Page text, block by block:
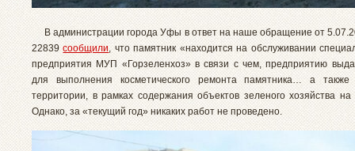
В администрации города Уфы в ответ на наше обращение от
22839сообщили, что памятник «находится на обслуживании
предприятия МУП «Горзеленхоз» в связи с чем, предприятию
для выполнения косметического ремонта памятника… а также
территории, в рамках содержания объектов зеленого хозяйства на
Однако, за «текущий год» никаких работ не проведено.